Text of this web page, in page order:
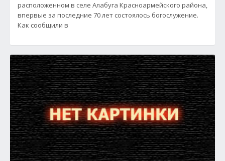
расположенном в селе Алабуга Красноармейского района,
впервые за последние 70 лет состоялось богослужение.
Как сообщили в